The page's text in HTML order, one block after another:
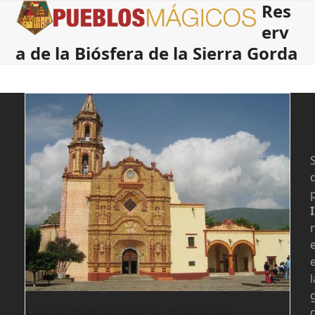
SkipOpen
mobile
menu
Close
mobile
menu
Res
erv
a de la Biósfera de la Sierra Gorda